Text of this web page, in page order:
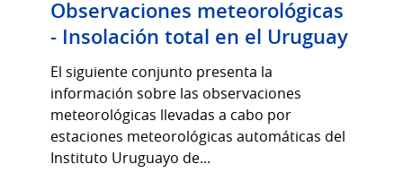
Observaciones meteorológicas
- Insolación total en el Uruguay
El siguiente conjunto presenta la
información sobre las observaciones
meteorológicas llevadas a cabo por
estaciones meteorológicas automáticas del
Instituto Uruguayo de...